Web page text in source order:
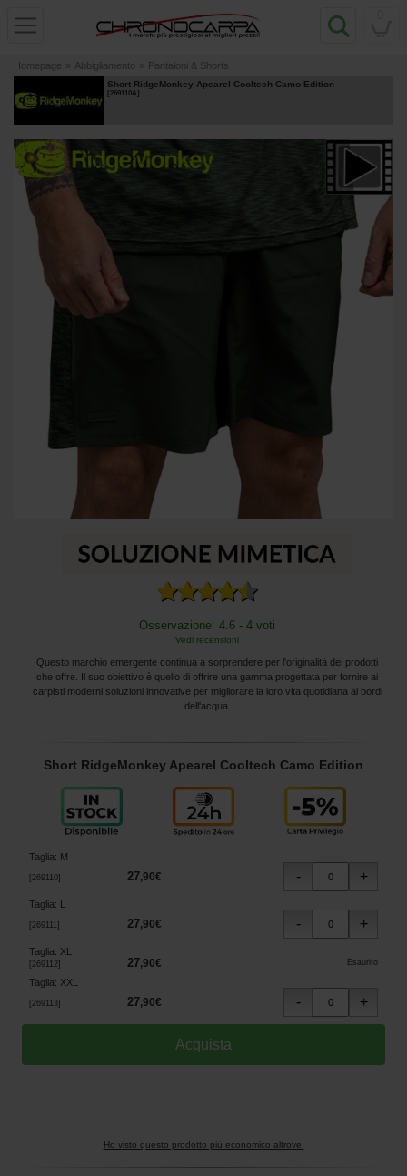
Homepage » Abbigliamento » Pantaloni & Shorts
Short RidgeMonkey Apearel Cooltech Camo Edition
[269110A]
Osservazione: 4.6 - 4 voti
Vedi recensioni
Questo marchio emergente continua a sorprendere per l'originalità dei prodotti
che offre. Il suo obiettivo è quello di offrire una gamma progettata per fornire ai
carpisti moderni soluzioni innovative per migliorare la loro vita quotidiana ai bordi
dell'acqua.
Short RidgeMonkey Apearel Cooltech Camo Edition
Taglia: M
269110] 27,90€
Taglia:
269111 ] 27,90€
Taglia: XL
269112] 27,90€ Esaurito
Taglia: XXL
269113 ] 27,90€
Ho visto questo prodotto più economico altrove.